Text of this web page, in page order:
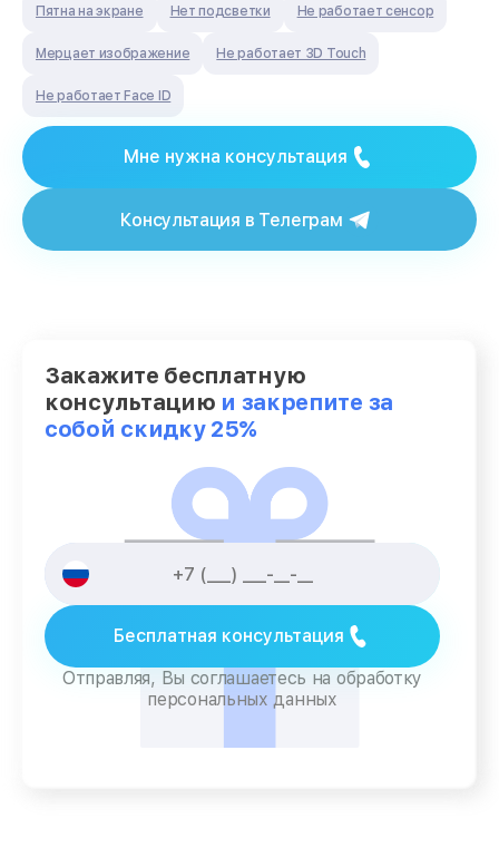
Пятна на экране Нет подсветки Не работает сенсор
Мерцает изображение Не работает 3D Touch
Не работает Face ID
Мне нужна консультация
Консультация в Телеграм
Закажите бесплатную
консультацию и закрепите за
собой скидку 25%
Бесплатная консультация
Отправляя, Вы соглашаетесь на обработку
персональных данных